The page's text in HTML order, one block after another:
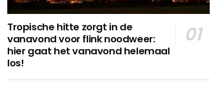
Tropische hitte zorgt in de
vanavond voor flink noodweer:
hier gaat het vanavond helemaal
los!